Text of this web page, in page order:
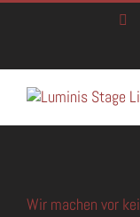
Zum
Wir machen vor